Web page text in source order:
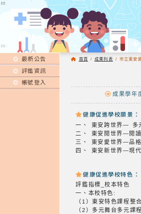
:::
:::
最新公告
評鑑資訊
帳號登入
首頁 / 成果列表 / 市立東安
成果學年
健康促進學校願景：
一、 東安跨世界— 多
二、 東安閱世界—閱
三、 東安愛世界—品
四、 東安新世界—現
健康促進學校特色：
評鑑指標_校本特色
一、本校特色:
（1）東安特色課程整
（2）多元舞台多元課
:::